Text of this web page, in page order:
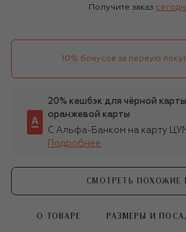
Получите заказ
10% бонусов за первую
20% кешбэк для чёрной
оранжевой карты
С Альфа-Банком на карту
Подробнее
СМОТРЕТЬ ПОХОЖИЕ
О ТОВАРЕ РАЗМЕРЫ И